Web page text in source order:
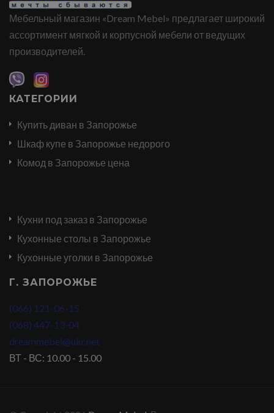
Мебельный магазин «Dream Mebel» предлагает широкий
ассортимент мягкой и корпусной мебели от ведущих
производителей.
КАТЕГОРИИ
Купить диван в Запорожье
Шкаф купе в Запорожье недорого
Комод в Запорожье цена
Кухни под заказ в Запорожье
Кухонные столы в Запорожье
Кухонные уголки в Запорожье
Г. ЗАПОРОЖЬЕ
(066) 121-06-15
(068) 447-13-04
dreammebel@ukr.net
ВТ - ВС: 10.00 - 15.00